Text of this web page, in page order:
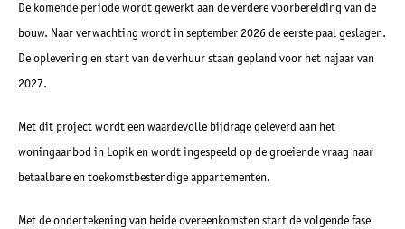
De komende periode wordt gewerkt aan de verdere voorbereiding van de
bouw. Naar verwachting wordt in september 2026 de eerste paal geslagen.
De oplevering en start van de verhuur staan gepland voor het najaar van
2027.
Met dit project wordt een waardevolle bijdrage geleverd aan het
woningaanbod in Lopik en wordt ingespeeld op de groeiende vraag naar
betaalbare en toekomstbestendige appartementen.
Met de ondertekening van beide overeenkomsten start de volgende fase